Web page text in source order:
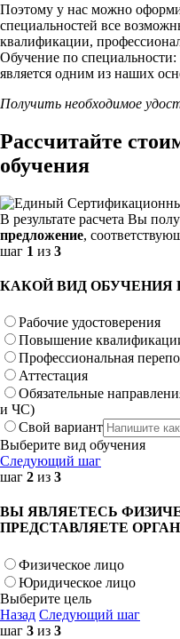
Поэтому у нас можно
специальностей все
квалификации,
Обучение по
является одним из наших
Получить необходимое
Рассчитайте
обучения
В результате расчета Вы
предложение,
шаг 1 из 3
КАКОЙ ВИД ОБУЧЕНИЯ
Рабочие удостоверения
Повышение
Профессиональная
Аттестация
Обязательные
и ЧС)
Свой вариант
Выберите вид обучения
Следующий шаг
шаг 2 из 3
ВЫ ЯВЛЯЕТЕСЬ
ПРЕДСТАВЛЯЕТЕ
Физическое лицо
Юридическое лицо
Выберите цель
Назад Следующий шаг
шаг 3 из 3